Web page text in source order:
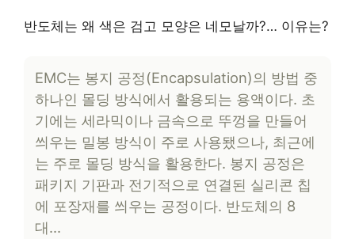
반도체는 왜 색은 검고 모양은 네모날까?… 이유는?
EMC는 봉지 공정(Encapsulation)의 방법 중
하나인 몰딩 방식에서 활용되는 용액이다. 초
기에는 세라믹이나 금속으로 뚜껑을 만들어
씌우는 밀봉 방식이 주로 사용됐으나, 최근에
는 주로 몰딩 방식을 활용한다. 봉지 공정은
패키지 기판과 전기적으로 연결된 실리콘 칩
에 포장재를 씌우는 공정이다. 반도체의 8
대…